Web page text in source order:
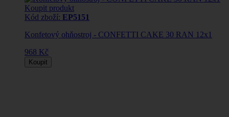
Koupit produkt
Kód zboží: EP5151
Konfetový ohňostroj - CONFETTI CAKE 30 RAN 12x1
968 Kč
Koupit